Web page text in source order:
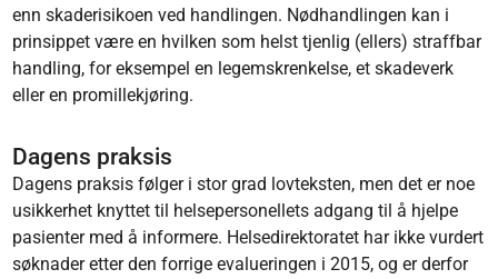
enn skaderisikoen ved handlingen. Nødhandlingen kan i
prinsippet være en hvilken som helst tjenlig (ellers) straffbar
handling, for eksempel en legemskrenkelse, et skadeverk
eller en promillekjøring.
Dagens praksis
Dagens praksis følger i stor grad lovteksten, men det er noe
usikkerhet knyttet til helsepersonellets adgang til å hjelpe
pasienter med å informere. Helsedirektoratet har ikke vurdert
søknader etter den forrige evalueringen i 2015, og er derfor